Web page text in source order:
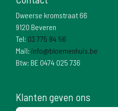
Dweerse kromstraat 66
9120 Beveren
Tel: 03 775 84 56
Mail: info@bloemenhuis.be
Btw: BE 0474 025 736
Klanten geven ons